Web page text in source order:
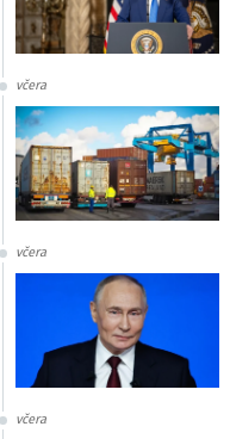
včera
včera
včera